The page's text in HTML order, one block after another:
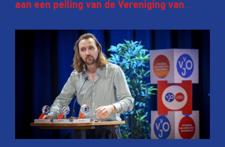
aan een peiling van de Vereniging van
afgelopen twee jaar te maken met
juridische dreiging of een juridische
procedure rond het eigen werk. Dat kost
journalisten tijd, ook ervaren zij stress en
soms worden publicaties aangepast of
gaat de hele publicatie zelfs niet door.